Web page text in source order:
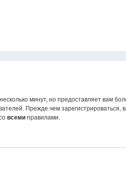
минут, но предоставляет вам
Прежде чем зарегистрироваться,
всеми правилами.